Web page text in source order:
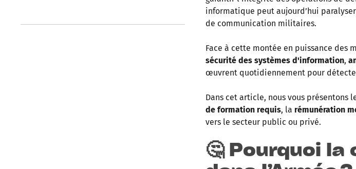
informatique peut aujourd’hui
de communication militaires.
Face à cette montée en puissance des
sécurité des systèmes d'information,
œuvrent quotidiennement pour
Dans cet article, nous vous présentons
de formation requis, la rémunération
vers le secteur public ou privé.
🤔 Pourquoi